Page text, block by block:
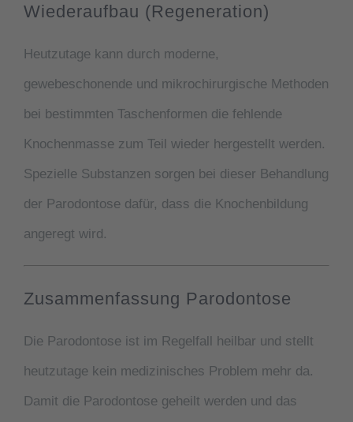
Wiederaufbau (Regeneration)
Heutzutage kann durch moderne,
gewebeschonende und mikrochirurgische Methoden
bei bestimmten Taschenformen die fehlende
Knochenmasse zum Teil wieder hergestellt werden.
Spezielle Substanzen sorgen bei dieser Behandlung
der Parodontose dafür, dass die Knochenbildung
angeregt wird.
Zusammenfassung Parodontose
Die Parodontose ist im Regelfall heilbar und stellt
heutzutage kein medizinisches Problem mehr da.
Damit die Parodontose geheilt werden und das